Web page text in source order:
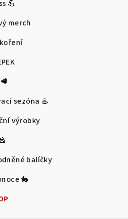
💪
merch
sezóna ♨️
výrobky
balíčky
🐇